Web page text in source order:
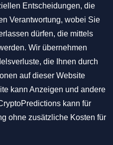
Entscheidungen, die
Verantwortung, wobei Sie
dürfen, die mittels
Wir übernehmen
die Ihnen durch
auf dieser Website
kann Anzeigen und andere
kann für
ohne zusätzliche Kosten für